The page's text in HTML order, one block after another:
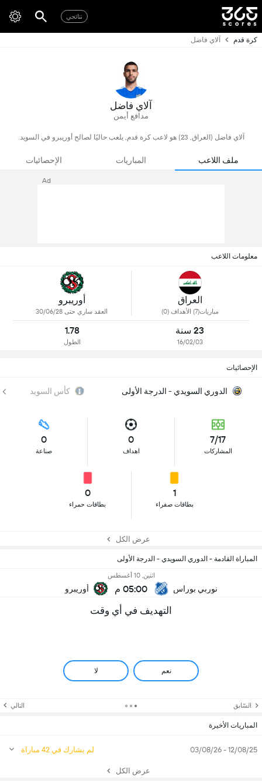
نتائجي
كرة قدم آلاي فاضل
آلاي فاضل
مدافع أيمن
آلاي فاضل (العراق, 23) هو لاعب كرة قدم, يلعب حاليًا لصالح أوريبرو في السويد.
ملف اللاعب المباريات الإحصائيات
Ad
معلومات اللاعب
العراق
مباريات(7) الأهداف (0)
أوريبرو
العقد ساري حتى 30/06/28
23 سنة
16/02/03
1.78
الطول
الإحصائيات
الدوري السويدي - الدرجة الأولى كأس السويد
7/17
المشاركات
0
اهداف
0
صناعة
1
بطاقات صفراء
0
بطاقات حمراء
عرض الكل
المباراة القادمة - الدوري السويدي - الدرجة الأولى
نوربي بوراس
اثنين, 10 أغسطس
05:00 م أوريبرو
التهديف في أي وقت
نعم لا
السّابق التالي
المباريات الأخيرة
12/08/25 - 03/08/26 لم يشارك في 42 مباراة
عرض الكل